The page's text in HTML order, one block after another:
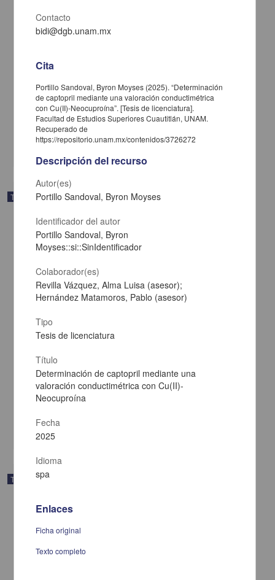
Rehabilitación con implantes dentales all on four: reporte de caso
Castañeda Ceballos, Jorge Guillermo; Said Contreras Dafne
Medicina y Ciencias de la Salud
Trabajo de grado
Agustín Aragón: crítico de los tópicos del darwinismo social
Larios Cortés, Gustavo Javier
Trabajo de grado
Contacto
bidi@dgb.unam.mx
Cita
Portillo Sandoval, Byron Moyses (2025). “Determinación
de captopril mediante una valoración conductimétrica
con Cu(II)-Neocuproína”. [Tesis de licenciatura].
Facultad de Estudios Superiores Cuautitlán, UNAM.
Recuperado de
https://repositorio.unam.mx/contenidos/3726272
Descripción del recurso
Autor(es)
Portillo Sandoval, Byron Moyses
Identificador del autor
Portillo Sandoval, Byron
Moyses::si::SinIdentificador
Colaborador(es)
Revilla Vázquez, Alma Luisa (asesor);
Hernández Matamoros, Pablo (asesor)
Tipo
Tesis de licenciatura
Título
Determinación de captopril mediante una
valoración conductimétrica con Cu(II)-
Neocuproína
Fecha
2025
Idioma
spa
Enlaces
Ficha original
Texto completo